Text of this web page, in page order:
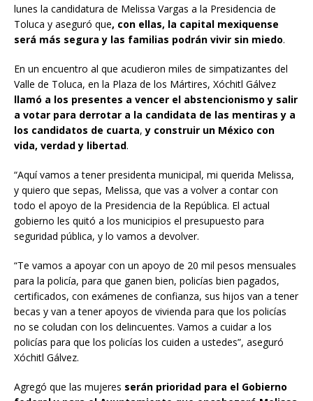
lunes la candidatura de Melissa Vargas a la Presidencia de
Toluca y aseguró que, con ellas, la capital mexiquense
será más segura y las familias podrán vivir sin miedo.
En un encuentro al que acudieron miles de simpatizantes del
Valle de Toluca, en la Plaza de los Mártires, Xóchitl Gálvez
llamó a los presentes a vencer el abstencionismo y salir
a votar para derrotar a la candidata de las mentiras y a
los candidatos de cuarta,y construir un México con
vida, verdad y libertad.
“Aquí vamos a tener presidenta municipal, mi querida Melissa,
y quiero que sepas, Melissa, que vas a volver a contar con
todo el apoyo de la Presidencia de la República. El actual
gobierno les quitó a los municipios el presupuesto para
seguridad pública, y lo vamos a devolver.
“Te vamos a apoyar con un apoyo de 20 mil pesos mensuales
para la policía, para que ganen bien, policías bien pagados,
certificados, con exámenes de confianza, sus hijos van a tener
becas y van a tener apoyos de vivienda para que los policías
no se coludan con los delincuentes. Vamos a cuidar a los
policías para que los policías los cuiden a ustedes”, aseguró
Xóchitl Gálvez.
Agregó que las mujeres serán prioridad para el Gobierno